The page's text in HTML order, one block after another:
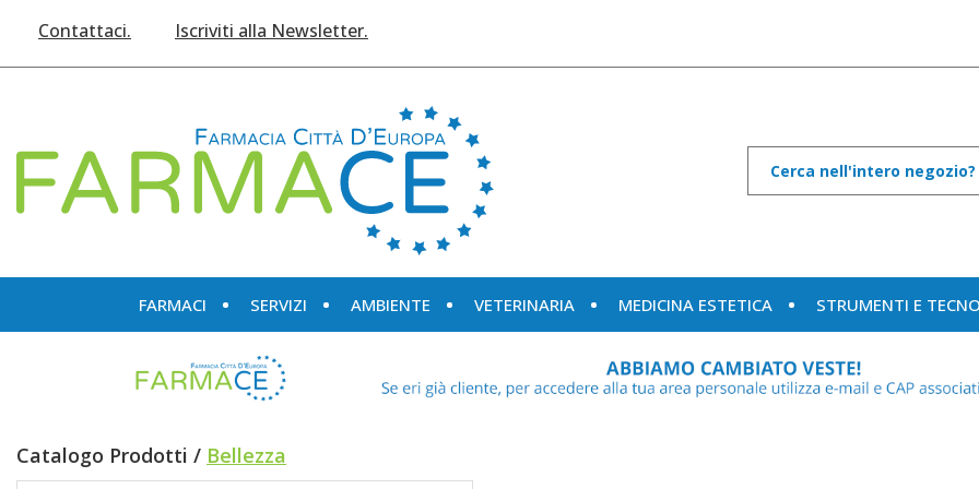
principale
Contattaci. Iscriviti alla Newsletter.
Prodotto
FARMACI SERVIZI AMBIENTE VETERINARIA MEDICINA ESTETICA STRUMENTI E
Catalogo Prodotti / Bellezza